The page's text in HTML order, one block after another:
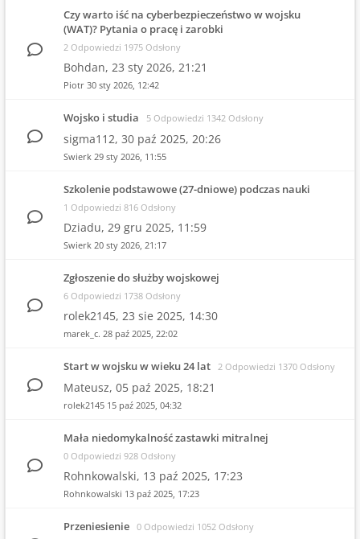
Czy warto iść na cyberbezpieczeństwo w wojsku
(WAT)? Pytania o pracę i zarobki
2 Odpowiedzi 1975 Odsłony
Bohdan, 23 sty 2026, 21:21
Piotr 30 sty 2026, 12:42
Wojsko i studia 5 Odpowiedzi 1342 Odsłony
sigma112, 30 paź 2025, 20:26
Swierk 29 sty 2026, 11:55
Szkolenie podstawowe (27-dniowe) podczas nauki
1 Odpowiedzi 816 Odsłony
Dziadu, 29 gru 2025, 11:59
Swierk 20 sty 2026, 21:17
Zgłoszenie do służby wojskowej
6 Odpowiedzi 1738 Odsłony
rolek2145, 23 sie 2025, 14:30
marek_c. 28 paź 2025, 22:02
Start w wojsku w wieku 24 lat 2 Odpowiedzi 1370 Odsłony
Mateusz, 05 paź 2025, 18:21
rolek2145 15 paź 2025, 04:32
Mała niedomykalność zastawki mitralnej
0 Odpowiedzi 928 Odsłony
Rohnkowalski, 13 paź 2025, 17:23
Rohnkowalski 13 paź 2025, 17:23
Przeniesienie 0 Odpowiedzi 1052 Odsłony